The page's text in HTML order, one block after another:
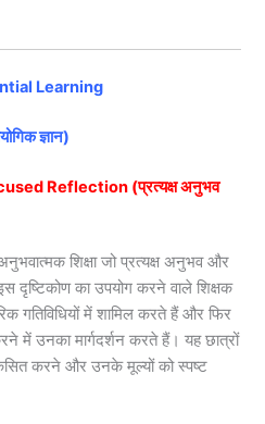
Learning
ज्ञान)
Reflection (प्रत्यक्ष अनुभव
शिक्षा जो प्रत्यक्ष अनुभव और
दृष्टिकोण का उपयोग करने वाले शिक्षक
गतिविधियों में शामिल करते हैं और फिर
में उनका मार्गदर्शन करते हैं। यह छात्रों
करने और उनके मूल्यों को स्पष्ट